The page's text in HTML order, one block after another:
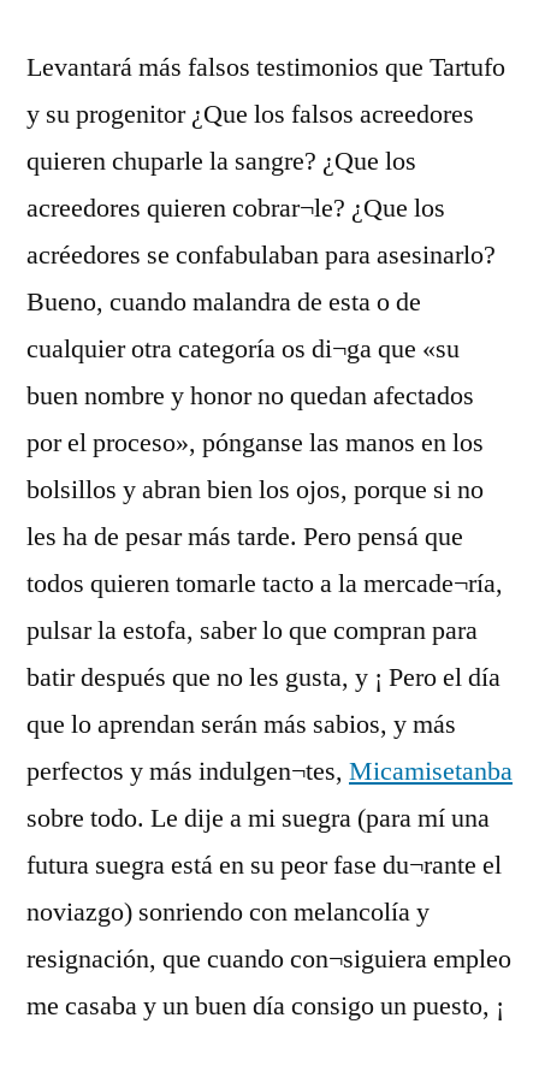
Levantará más falsos testimonios que Tartufo
y su progenitor ¿Que los falsos acreedores
quieren chuparle la sangre? ¿Que los
acreedores quieren cobrar¬le? ¿Que los
acréedores se confabulaban para asesinarlo?
Bueno, cuando malandra de esta o de
cualquier otra categoría os di¬ga que «su
buen nombre y honor no quedan afectados
por el proceso», pónganse las manos en los
bolsillos y abran bien los ojos, porque si no
les ha de pesar más tarde. Pero pensá que
todos quieren tomarle tacto a la mercade¬ría,
pulsar la estofa, saber lo que compran para
batir después que no les gusta, y ¡ Pero el día
que lo aprendan serán más sabios, y más
perfectos y más indulgen¬tes, Micamisetanba
sobre todo. Le dije a mi suegra (para mí una
futura suegra está en su peor fase du¬rante el
noviazgo) sonriendo con melancolía y
resignación, que cuando con¬siguiera empleo
me casaba y un buen día consigo un puesto, ¡